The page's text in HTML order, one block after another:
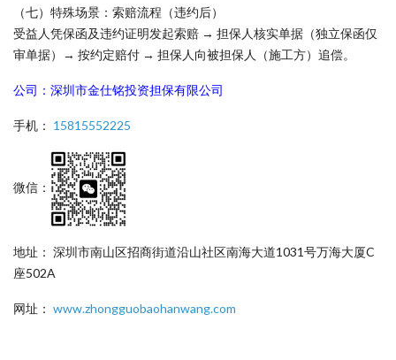
（七）特殊场景：索赔流程（违约后）
受益人凭保函及违约证明发起索赔 → 担保人核实单据（独立保函仅
审单据）→ 按约定赔付 → 担保人向被担保人（施工方）追偿。
公司：深圳市金仕铭投资担保有限公司
手机： 15815552225
微信：
地址： 深圳市南山区招商街道沿山社区南海大道1031号万海大厦C
座502A
网址： www.zhongguobaohanwang.com